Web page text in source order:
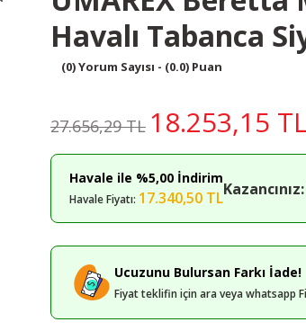
Havalı Tabanca
(0) Yorum Sayısı - (0.0) Puan
27.656,29 TL 18.253,15 TL
Havale ile %5,00 İndirim
Havale Fiyatı: 17.340,50 TLKazancınız:
Ucuzunu Bulursan Farkı İade!
Fiyat teklifin için ara veya whatsapp